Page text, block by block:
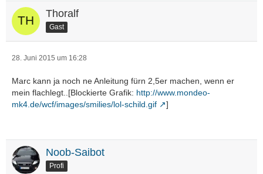
Thoralf
Gast
28. Juni 2015 um 16:28
Marc kann ja noch ne Anleitung fürn 2,5er machen, wenn er
mein flachlegt..[Blockierte Grafik: http://www.mondeo-
mk4.de/wcf/images/smilies/lol-schild.gif
]
Noob-Saibot
Profi